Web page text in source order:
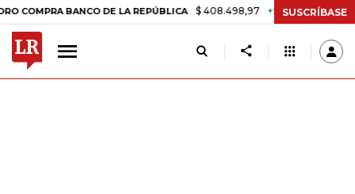
BANCO DE LA REPÚBLICA $ 408.498,97 +$ 8.753,81 +2,19%
SUSCRÍBASE